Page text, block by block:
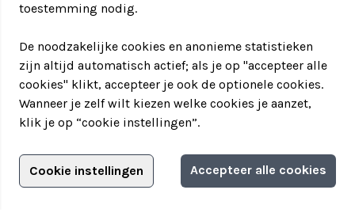
Filter jouw teamuitstapje!
Adverteren?
Adverteerdersopties
toestemming nodig.
De noodzakelijke cookies en anonieme statistieken
zijn altijd automatisch actief; als je op "accepteer alle
cookies" klikt, accepteer je ook de optionele cookies.
Wanneer je zelf wilt kiezen welke cookies je aanzet,
klik je op “cookie instellingen”.
Cookie instellingen Accepteer alle cookies